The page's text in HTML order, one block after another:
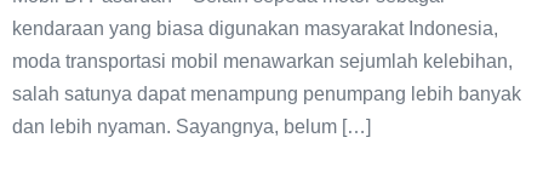
kendaraan yang biasa digunakan masyarakat Indonesia,
moda transportasi mobil menawarkan sejumlah kelebihan,
salah satunya dapat menampung penumpang lebih banyak
dan lebih nyaman. Sayangnya, belum […]